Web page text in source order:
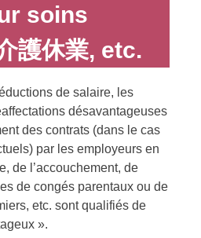
soins
護休業, etc.
de salaire, les
désavantageuses
des contrats (dans le cas
par les employeurs en
de l’accouchement, de
de congés parentaux ou de
etc. sont qualifiés de
».